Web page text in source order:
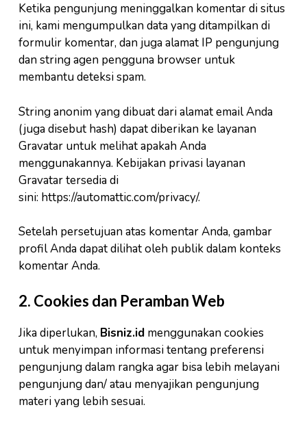
Ketika pengunjung meninggalkan komentar di situs
ini, kami mengumpulkan data yang ditampilkan di
formulir komentar, dan juga alamat IP pengunjung
dan string agen pengguna browser untuk
membantu deteksi spam.
String anonim yang dibuat dari alamat email Anda
(juga disebut hash) dapat diberikan ke layanan
Gravatar untuk melihat apakah Anda
menggunakannya. Kebijakan privasi layanan
Gravatar tersedia di
sini: https://automattic.com/privacy/.
Setelah persetujuan atas komentar Anda, gambar
profil Anda dapat dilihat oleh publik dalam konteks
komentar Anda.
2. Cookies dan Peramban Web
Jika diperlukan, Bisniz.id menggunakan cookies
untuk menyimpan informasi tentang preferensi
pengunjung dalam rangka agar bisa lebih melayani
pengunjung dan/ atau menyajikan pengunjung
materi yang lebih sesuai.